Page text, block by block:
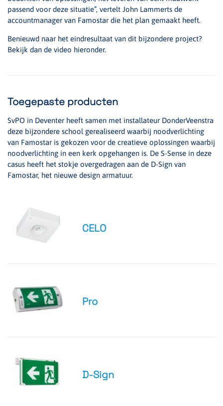
passend voor deze situatie”, vertelt John Lammerts de
accountmanager van Famostar die het plan gemaakt heeft.
Benieuwd naar het eindresultaat van dit bijzondere project?
Bekijk dan de video hieronder.
Toegepaste producten
SvPO in Deventer heeft samen met installateur DonderVeenstra
deze bijzondere school gerealiseerd waarbij noodverlichting
van Famostar is gekozen voor de creatieve oplossingen waarbij
noodverlichting in een kerk opgehangen is. De S-Sense in deze
casus heeft het stokje overgedragen aan de D-Sign van
Famostar, het nieuwe design armatuur.
CELO
Pro
D-Sign